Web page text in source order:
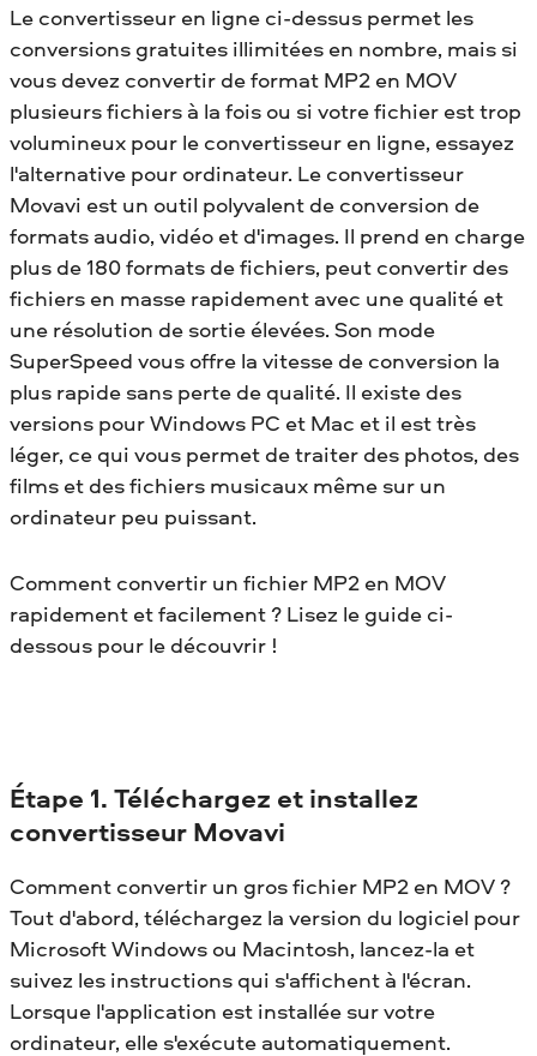
Le convertisseur en ligne ci-dessus permet les
conversions gratuites illimitées en nombre, mais si
vous devez convertir de format MP2 en MOV
plusieurs fichiers à la fois ou si votre fichier est trop
volumineux pour le convertisseur en ligne, essayez
l'alternative pour ordinateur. Le convertisseur
Movavi est un outil polyvalent de conversion de
formats audio, vidéo et d'images. Il prend en charge
plus de 180 formats de fichiers, peut convertir des
fichiers en masse rapidement avec une qualité et
une résolution de sortie élevées. Son mode
SuperSpeed vous offre la vitesse de conversion la
plus rapide sans perte de qualité. Il existe des
versions pour Windows PC et Mac et il est très
léger, ce qui vous permet de traiter des photos, des
films et des fichiers musicaux même sur un
ordinateur peu puissant.
Comment convertir un fichier MP2 en MOV
rapidement et facilement ? Lisez le guide ci-
dessous pour le découvrir !
Étape 1. Téléchargez et installez
convertisseur Movavi
Comment convertir un gros fichier MP2 en MOV ?
Tout d'abord, téléchargez la version du logiciel pour
Microsoft Windows ou Macintosh, lancez-la et
suivez les instructions qui s'affichent à l'écran.
Lorsque l'application est installée sur votre
ordinateur, elle s'exécute automatiquement.